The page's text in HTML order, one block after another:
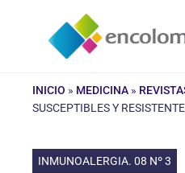
contenido
INICIO » MEDICINA »
SUSCEPTIBLES Y
INMUNOALERGIA. 08 Nº 3